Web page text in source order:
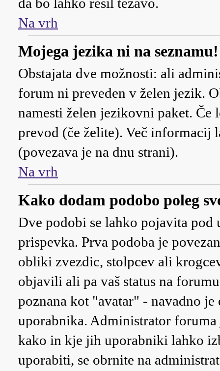
Na vrh
Mojega jezika ni na seznamu!
Obstajata dve možnosti: ali
forum ni preveden v želen jezik.
namesti želen jezikovni paket. Če
prevod (če želite). Več informacij
(povezava je na dnu strani).
Na vrh
Kako dodam podobo poleg
Dve podobi se lahko pojavita
prispevka. Prva podoba je
obliki zvezdic, stolpcev ali
objavili ali pa vaš status na
poznana kot "avatar" - navadno je
uporabnika. Administrator
kako in kje jih uporabniki lahko
uporabiti, se obrnite na